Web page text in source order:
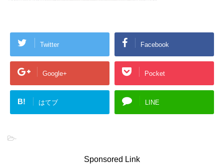
Twitter Facebook
Google+ Pocket
B! はてブ LINE
-
Sponsored Link